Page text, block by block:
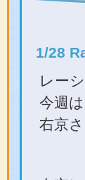
1/28
レー
今週
右京